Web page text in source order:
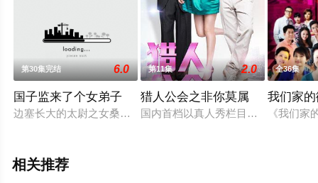
第30集完结 6.0
国子监来了个女弟子
边塞长大的太尉之女桑祈为了完成哥哥遗志，因一场荷包之约
第11集 2.0
猎人公会之非你莫属
国内首档以真人秀栏目为发想，网台
全36集
我们家
《我们
相关推荐